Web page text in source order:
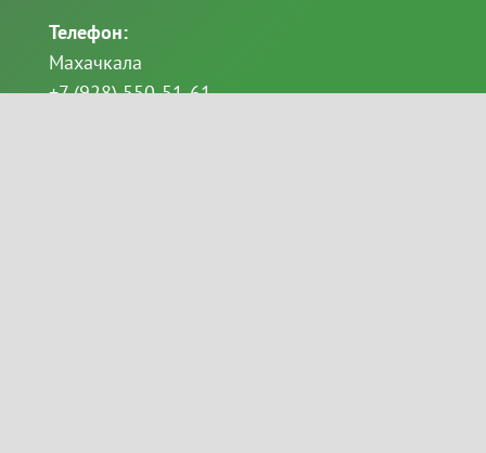
Телефон:
Махачкала
+7 (928) 550-51-61